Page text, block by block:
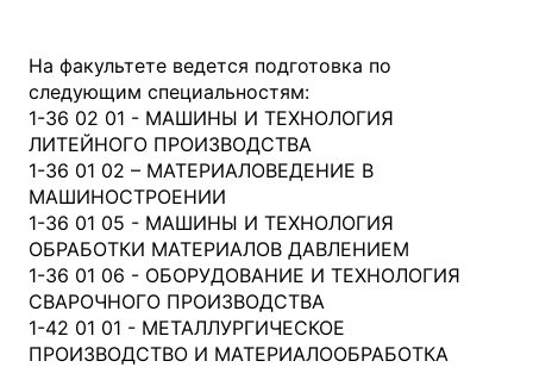
На факультете ведется подготовка по
следующим специальностям:
1-36 02 01 - МАШИНЫ И ТЕХНОЛОГИЯ
ЛИТЕЙНОГО ПРОИЗВОДСТВА
1-36 01 02 – МАТЕРИАЛОВЕДЕНИЕ В
МАШИНОСТРОЕНИИ
1-36 01 05 - МАШИНЫ И ТЕХНОЛОГИЯ
ОБРАБОТКИ МАТЕРИАЛОВ ДАВЛЕНИЕМ
1-36 01 06 - ОБОРУДОВАНИЕ И ТЕХНОЛОГИЯ
СВАРОЧНОГО ПРОИЗВОДСТВА
1-42 01 01 - МЕТАЛЛУРГИЧЕСКОЕ
ПРОИЗВОДСТВО И МАТЕРИАЛООБРАБОТКА